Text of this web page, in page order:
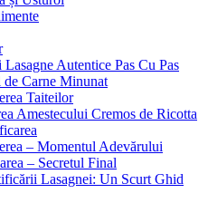
Lasagne Autentice Pas Cu Pas
de Carne Minunat
Taiteilor
Amestecului Cremos de Ricotta
– Momentul Adevărului
– Secretul Final
Lasagnei: Un Scurt Ghid